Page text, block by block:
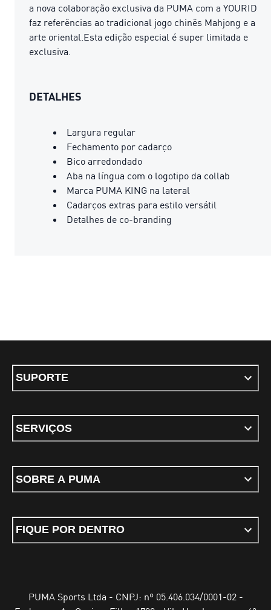
a nova colaboração exclusiva da PUMA com a YOURID
faz referências ao tradicional jogo chinês Mahjong e a
arte oriental.Esta edição especial é super limitada e
exclusiva.
DETALHES
Largura regular
Fechamento por cadarço
Bico arredondado
Aba na língua com o logotipo da collab
Marca PUMA KING na lateral
Cadarços extras para estilo versátil
Detalhes de co-branding
SUPORTE
SERVIÇOS
SOBRE A PUMA
FIQUE POR DENTRO
PUMA Sports Ltda - CNPJ: nº 05.406.034/0001-02 -